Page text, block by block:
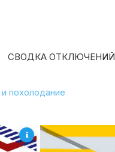
СВОДКА ОТКЛЮЧЕНИЙ
похолодание